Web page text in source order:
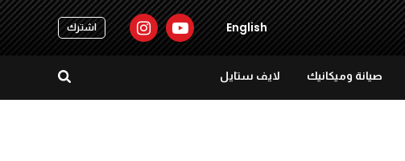
English اشترك
صيانة وميكانيك لايف ستايل